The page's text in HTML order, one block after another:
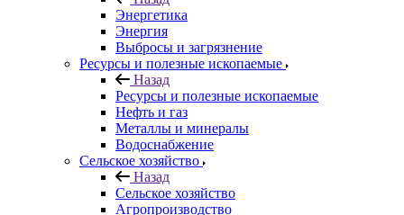
Энергетика
Энергия
Выбросы и загрязнение
Ресурсы и полезные ископаемые
Назад
Ресурсы и полезные ископаемые
Нефть и газ
Металлы и минералы
Водоснабжение
Сельское хозяйство
Назад
Сельское хозяйство
Агропроизводство